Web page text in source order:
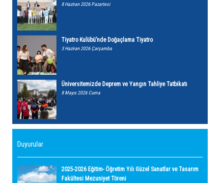
8 Haziran 2026 Pazartesi
Tiyatro Kulübü’nde Doğaçlama Tiyatro
3 Haziran 2026 Çarşamba
Üniversitemizde Deprem ve Yangın Tahliye Tatbikatı
8 Mayıs 2026 Cuma
Duyurular
2025-2026 Eğitim- Öğretim Yılı Güzel Sanatlar ve Tasarım
Fakültesi Mezuniyet Töreni